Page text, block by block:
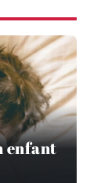
enfant